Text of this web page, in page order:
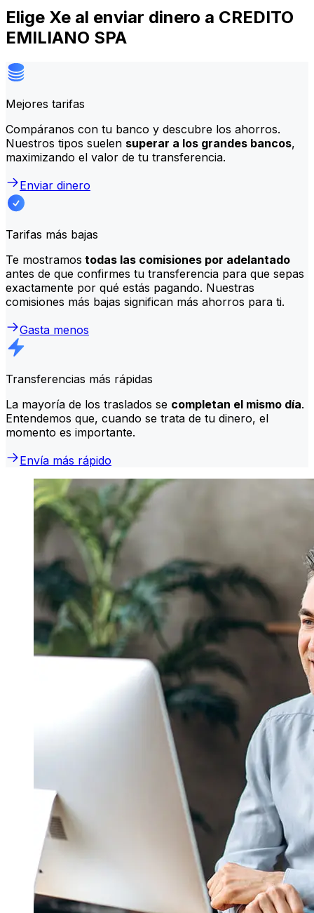
Elige Xe al enviar dinero a CREDITO
EMILIANO SPA
Mejores tarifas
Compáranos con tu banco y descubre los ahorros.
Nuestros tipos suelen superar a los grandes bancos,
maximizando el valor de tu transferencia.
Enviar dinero
Tarifas más bajas
Te mostramos todas las comisiones por adelantado
antes de que confirmes tu transferencia para que sepas
exactamente por qué estás pagando. Nuestras
comisiones más bajas significan más ahorros para ti.
Gasta menos
Transferencias más rápidas
La mayoría de los traslados se completan el mismo día.
Entendemos que, cuando se trata de tu dinero, el
momento es importante.
Envía más rápido